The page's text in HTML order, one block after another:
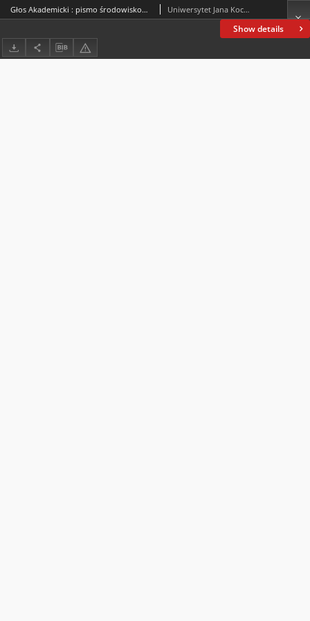
Show details
Głos Akademicki : pismo środowiskowe Uniwersytetu Jana Kochanowskiego w Kielcach. 2012, R. XIX, nr 59 : styczeń 2012 Uniwersytet Jana Kochanowskiego (Kielce)